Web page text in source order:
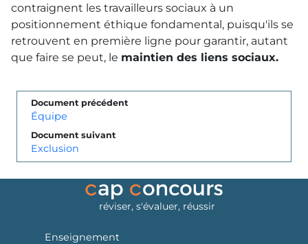
contraignent les travailleurs sociaux à un
positionnement éthique fondamental, puisqu'ils se
retrouvent en première ligne pour garantir, autant
que faire se peut, le maintien des liens sociaux.
Document précédent
Équipe
Document suivant
Exclusion
réviser, s'évaluer, réussir
Enseignement